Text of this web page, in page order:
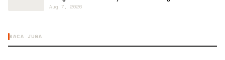
Aug 7, 2026
BACA JUGA